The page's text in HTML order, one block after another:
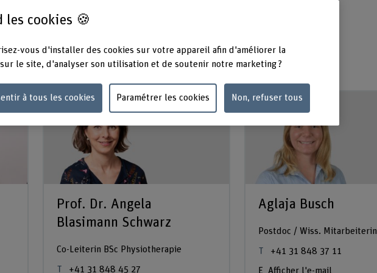
recourons à l’infrastructure du Bern Movement Lab,
Stress Lab.
Prof. Dr. Angela
Blasimann Schwarz
Co-Leiterin BSc Physiotherapie
+41 31 848 45 27
Aglaja Busch
Postdoc / Wiss. Mitarbeiterin
+41 31 848 37 11
Afficher l'e-mail
les cookies 🍪
vous d'installer des cookies sur votre appareil afin d'améliorer la
le site, d'analyser son utilisation et de soutenir notre marketing ?
à tous les cookies Paramétrer les cookies Non, refuser tous